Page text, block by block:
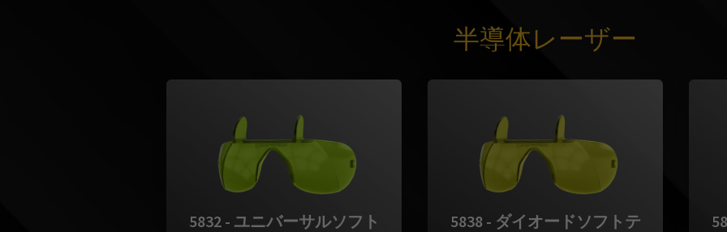
半導体レーザー
5832 - ユニバーサルソフト
5838 - ダイオードソフトテ